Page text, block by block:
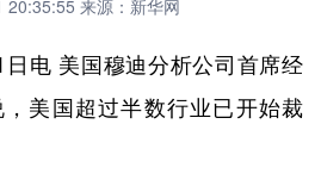
网评
全球连线 教育
量子 体育
20:35:55 来源：新华网
电 美国穆迪分析公司首席经
，美国超过半数行业已开始裁